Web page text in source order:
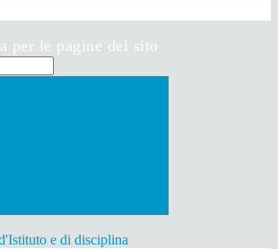
per le pagine del sito
e di disciplina